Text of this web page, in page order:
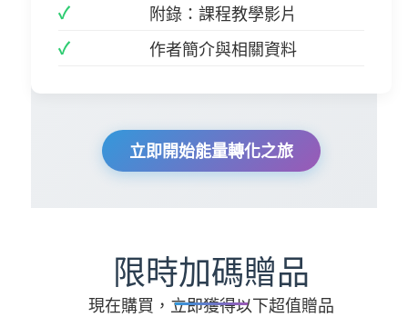
附錄：課程教學影片
作者簡介與相關資料
立即開始能量轉化之旅
限時加碼贈品
現在購買，立即獲得以下超值贈品